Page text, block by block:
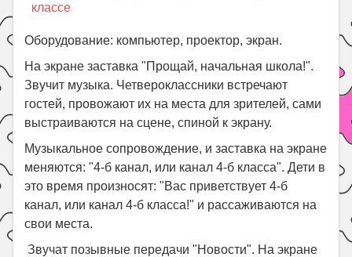
классе
Оборудование: компьютер, проектор, экран.
На экране заставка "Прощай, начальная школа!".
Звучит музыка. Четвероклассники встречают
гостей, провожают их на места для зрителей, сами
выстраиваются на сцене, спиной к экрану.
Музыкальное сопровождение, и заставка на экране
меняются: "4-б канал, или канал 4-б класса". Дети в
это время произносят: "Вас приветствует 4-б
канал, или канал 4-б класса!" и рассаживаются на
свои места.
Звучат позывные передачи "Новости". На экране